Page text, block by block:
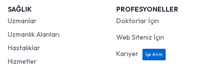
SAĞLIK
Uzmanlar
Uzmanlık Alanları
Hastalıklar
Hizmetler
PROFESYONELLER
Doktorlar İçin
Web Siteniz İçin
Kariyer
İşe Alım